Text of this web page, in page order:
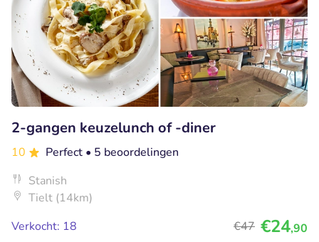
2-gangen keuzelunch of -diner
10 Perfect • 5 beoordelingen
Stanish
Tielt (14km)
Verkocht: 18
€47 €24,90